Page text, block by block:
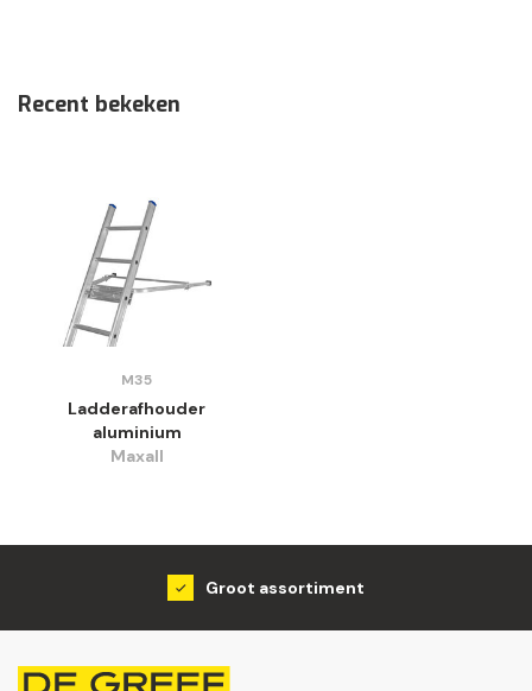
Recent bekeken
M35
Ladderafhouder
aluminium
Maxall
Groot assortiment